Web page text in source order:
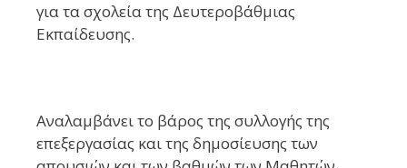
για τα σχολεία της Δευτεροβάθμιας
Εκπαίδευσης.
Αναλαμβάνει το βάρος της συλλογής της
επεξεργασίας και της δημοσίευσης των